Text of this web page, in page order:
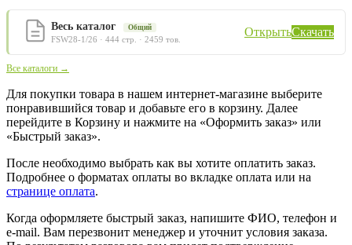
Весь каталог Общий
FSW28-1/26 · 444 стр. · 2459 тов.
ОткрытьСкачать
Все каталоги →
Для покупки товара в нашем интернет-магазине выберите
понравившийся товар и добавьте его в корзину. Далее
перейдите в Корзину и нажмите на «Оформить заказ» или
«Быстрый заказ».
После необходимо выбрать как вы хотите оплатить заказ.
Подробнее о форматах оплаты во вкладке оплата или на
странице оплата.
Когда оформляете быстрый заказ, напишите ФИО, телефон и
e-mail. Вам перезвонит менеджер и уточнит условия заказа.